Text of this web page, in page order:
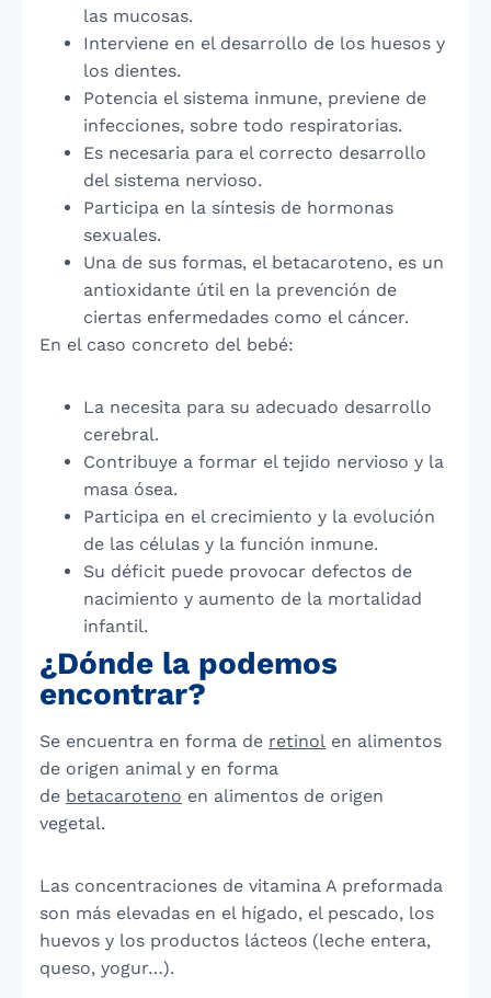
las mucosas.
Interviene en el desarrollo de los huesos y
los dientes.
Potencia el sistema inmune, previene de
infecciones, sobre todo respiratorias.
Es necesaria para el correcto desarrollo
del sistema nervioso.
Participa en la síntesis de hormonas
sexuales.
Una de sus formas, el betacaroteno, es un
antioxidante útil en la prevención de
ciertas enfermedades como el cáncer.
En el caso concreto del bebé:
La necesita para su adecuado desarrollo
cerebral.
Contribuye a formar el tejido nervioso y la
masa ósea.
Participa en el crecimiento y la evolución
de las células y la función inmune.
Su déficit puede provocar defectos de
nacimiento y aumento de la mortalidad
infantil.
¿Dónde la podemos
encontrar?
Se encuentra en forma de retinol en alimentos
de origen animal y en forma
de betacaroteno en alimentos de origen
vegetal.
Las concentraciones de vitamina A preformada
son más elevadas en el hígado, el pescado, los
huevos y los productos lácteos (leche entera,
queso, yogur…).